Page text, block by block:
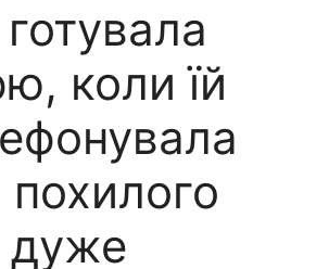
коли їй
похилого
дуже